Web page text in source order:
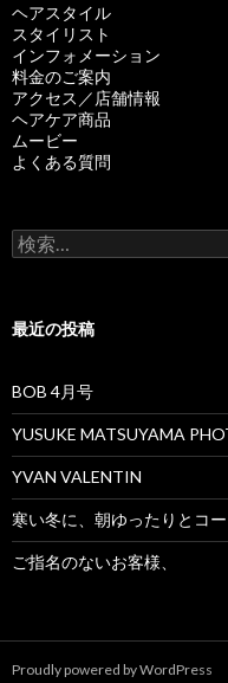
ヘアスタイル
スタイリスト
インフォメーション
料金のご案内
アクセス／店舗情報
ヘアケア商品
ムービー
よくある質問
検
索
最近の投稿
BOB 4月号
YUSUKE MATSUYAMA
YVAN VALENTIN
寒い冬に、朝ゆったりとコ
ご指名のないお客様、
Proudly powered by WordPress